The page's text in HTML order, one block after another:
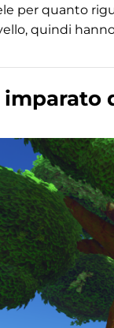
per quanto
quindi
imparato